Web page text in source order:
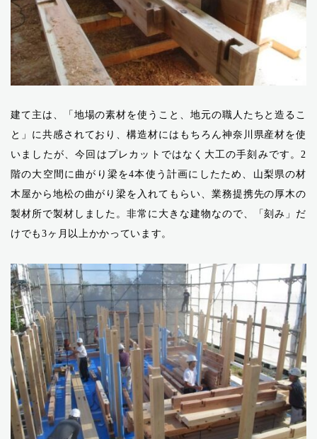
建て主は、「地場の素材を使うこと、地元の職人たちと造るこ
と」に共感されており、構造材にはもちろん神奈川県産材を使
いましたが、今回はプレカットではなく大工の手刻みです。2
階の大空間に曲がり梁を4本使う計画にしたため、山梨県の材
木屋から地松の曲がり梁を入れてもらい、業務提携先の厚木の
製材所で製材しました。非常に大きな建物なので、「刻み」だ
けでも3ヶ月以上かかっています。